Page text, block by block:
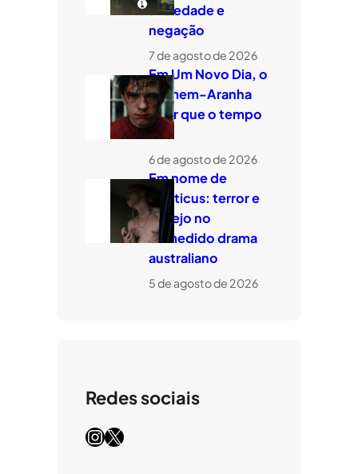
ansiedade e
negação
7 de agosto de 2026
Em Um Novo Dia, o
Homem-Aranha
quer que o tempo
voe
6 de agosto de 2026
Em nome de
Leviticus: terror e
desejo no
comedido drama
australiano
5 de agosto de 2026
Redes sociais
InstagramX